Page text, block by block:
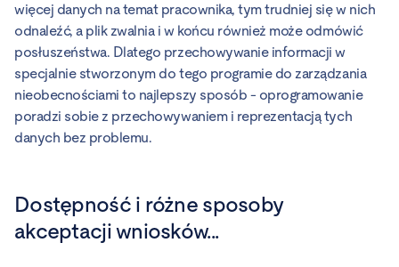
więcej danych na temat pracownika, tym trudniej się w nich
odnaleźć, a plik zwalnia i w końcu również może odmówić
posłuszeństwa. Dlatego przechowywanie informacji w
specjalnie stworzonym do tego programie do zarządzania
nieobecnościami to najlepszy sposób - oprogramowanie
poradzi sobie z przechowywaniem i reprezentacją tych
danych bez problemu.
Dostępność i różne sposoby
akceptacji wniosków...